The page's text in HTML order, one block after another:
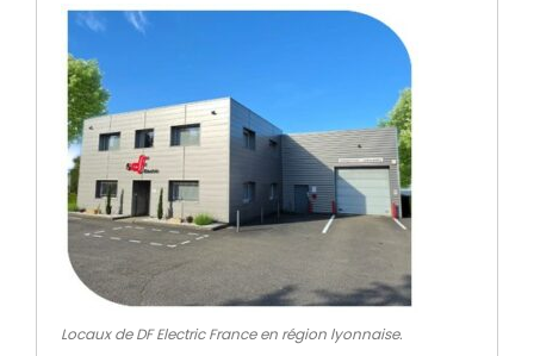
Locaux de DF Electric France en région lyonnaise.